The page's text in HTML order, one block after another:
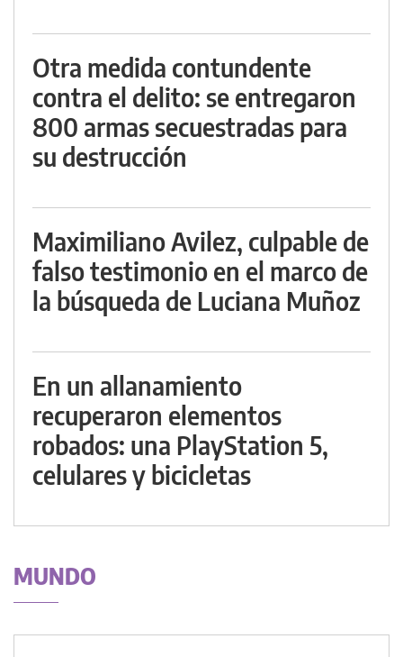
Otra medida contundente
contra el delito: se entregaron
800 armas secuestradas para
su destrucción
Maximiliano Avilez, culpable de
falso testimonio en el marco de
la búsqueda de Luciana Muñoz
En un allanamiento
recuperaron elementos
robados: una PlayStation 5,
celulares y bicicletas
MUNDO